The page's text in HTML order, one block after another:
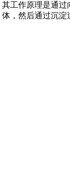
其工作原理是通过
体，然后通过沉淀